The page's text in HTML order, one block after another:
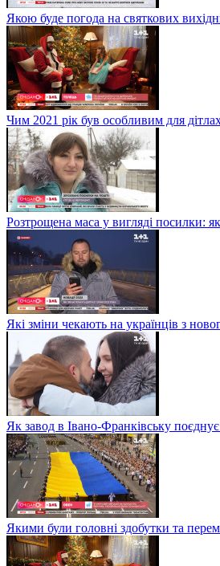
Якою буде погода на святкових
Чим 2021 рік був особливим для
Розтрощена маса у вигляді посилки:
Які зміни чекають на українців з
Як завод в Івано-Франківську
Якими були головні здобутки та